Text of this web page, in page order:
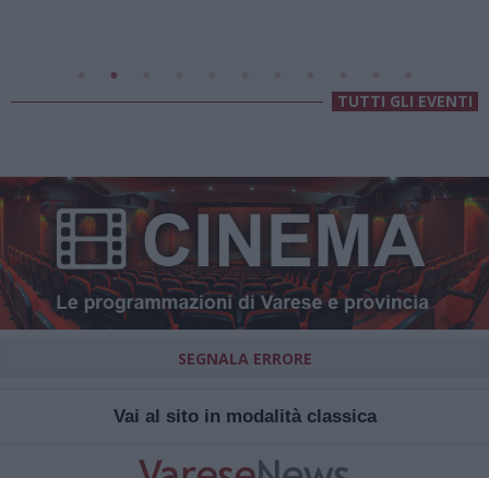
TUTTI GLI EVENTI
SEGNALA ERRORE
Vai al sito in modalità classica